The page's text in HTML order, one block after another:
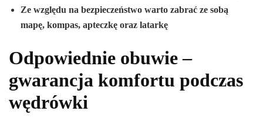
Ze względu na bezpieczeństwo warto zabrać ze sobą
mapę, kompas, apteczkę oraz latarkę
Odpowiednie obuwie –
gwarancja komfortu podczas
wędrówki